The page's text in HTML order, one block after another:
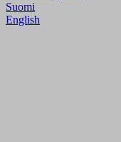
Suomi
English